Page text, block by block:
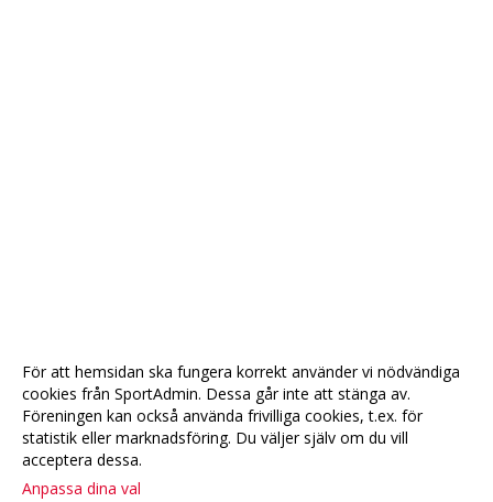
För att hemsidan ska fungera korrekt använder vi nödvändiga
cookies från SportAdmin. Dessa går inte att stänga av.
Föreningen kan också använda frivilliga cookies, t.ex. för
statistik eller marknadsföring. Du väljer själv om du vill
acceptera dessa.
Anpassa dina val